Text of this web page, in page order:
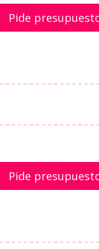
Pide
Pide